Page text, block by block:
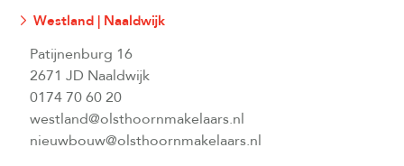
Westland | Naaldwijk
Patijnenburg 16
2671 JD Naaldwijk
0174 70 60 20
westland@olsthoornmakelaars.nl
nieuwbouw@olsthoornmakelaars.nl